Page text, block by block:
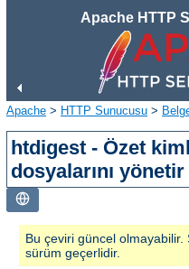
Apache HTTP
Apache > HTTP Sunucusu >
htdigest - Özet
dosyalarını yönetir
Bu çeviri güncel
sürüm geçerlidir.